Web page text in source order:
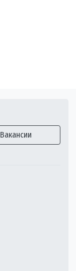
Вакансии